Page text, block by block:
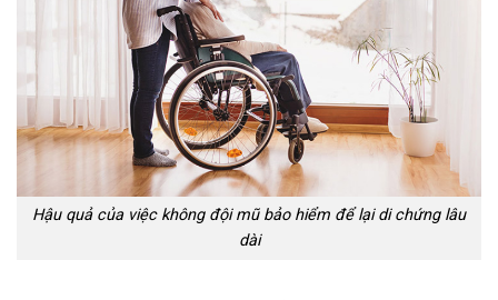
Hậu quả của việc không đội mũ bảo hiểm để lại di chứng lâu
dài